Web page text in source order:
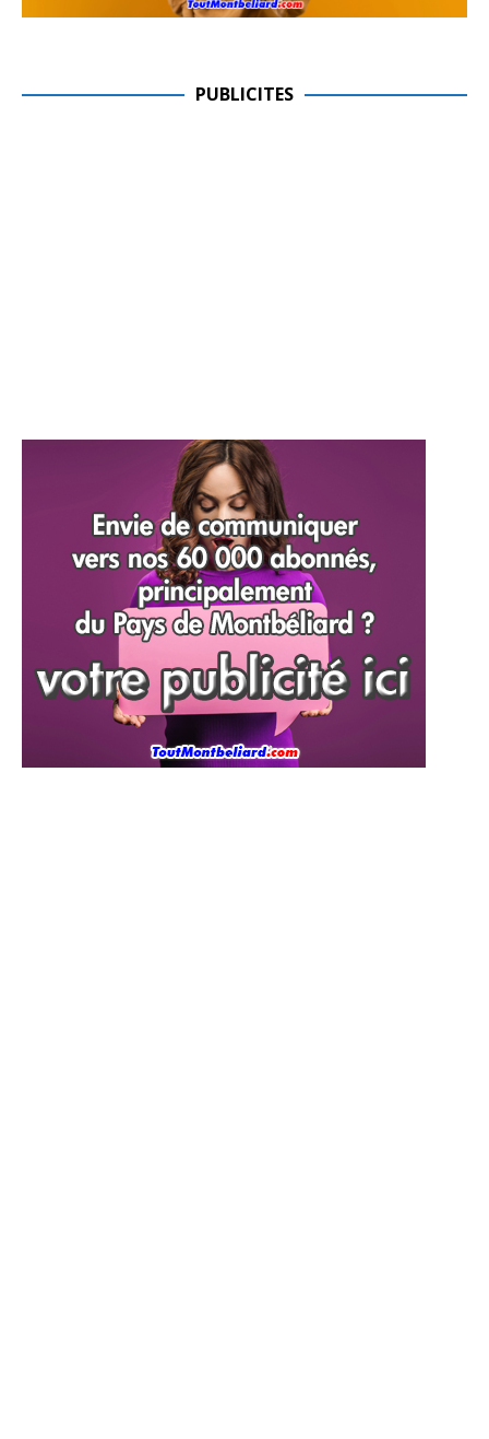
PUBLICITES